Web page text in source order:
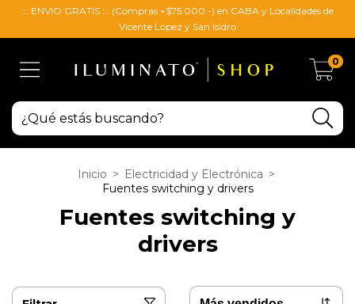
::: ENVIO GRATIS ::: (Compras +$75.000.-) en CABA y Localidades de
Vicente Lopez y San Isidro
0
Inicio > Electricidad y Electrónica >
Fuentes switching y drivers
Fuentes switching y
drivers